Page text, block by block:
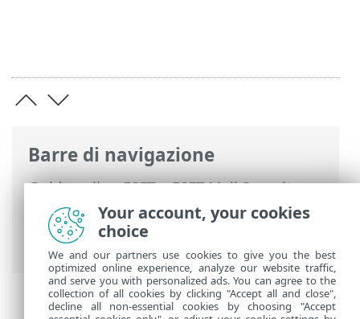
Barre di navigazione
Guida online ESET>ESET Mail Security>
Configurazione avanzata >Controlli>
Controllo del dispositivo
> Controllo stato
inattivo
Your account, your cookies
choice
We and our partners use cookies to give you the best
optimized online experience, analyze our website traffic,
and serve you with personalized ads. You can agree to the
collection of all cookies by clicking "Accept all and close",
decline all non-essential cookies by choosing "Accept